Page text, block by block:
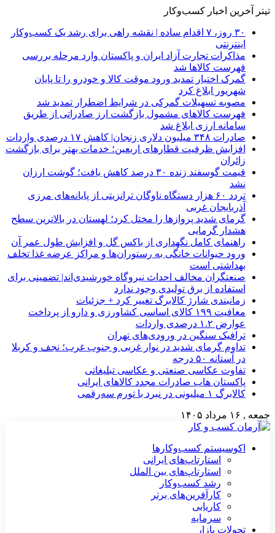
تیتر آخرین اخبار کسب‌وکار
۳۰ روز، ۷ اقدام ساده | نقشه راهی برای رشد یک کسب‌وکار
اینترنتی
مذاکرات تجارت آزاد ایران و پاکستان وارد مرحله بررسی
فهرست کالاها شد
گمرک اختیار تمدید ورود موقت کالا و خودرو را تا پایان
شهریور ابلاغ کرد
مصوبه تسهیلات گمرکی در شرایط اضطرار تمدید شد
فهرست کالاهای مشمول بازگشت ارز صادراتی از طریق
سامانه ارزی ابلاغ شد
صادرات ۳۴۸ میلیون دلاری زنجان| ‌کاهش ۱۷ درصدی واردات
افزایش ظرفیت قطارهای اربعین؛ خدمات بهتر برای بازگشت
زائران
قیمت گوسفند زنده ۳۰ درصد کاهش یافت؛ گوشت ارزان
نشد
تردد ۶۰ هزار دستگاه ناوگان ترانزیتی از پایانه‌های مرزی
آذربایجان ‌غربی
گرمای شدید پروازها را مختل کرد؛ لهستان در بالاترین سطح
هشدار گرمایی
راهنمای کامل نگهداری از باکس گل و افزایش طول عمر آن
ورود حیوانات خانگی به رستوران‌ها و مراکز عرضه غذا تخلف
بهداشتی است
صنعتگران مخالف احداث نیروگاه خورشیدی‌اند| تضمینی برای
استفاده از برق تولیدی وجود ندارد
زمانبندی شارژ کالابرگ تغییر کرد + جزئیات
معافیت ۱۹۹ کالای اساسی کشاورزی و دارو از پرداخت
عوارض ۱.۲ درصدی واردات
ترافیک سنگین در ورودی‌های تهران
تداوم گرمای شدید در نوار غربی و جنوب غرب؛ نجف و کربلا
در آستانه ۵۰ درجه
تفاوت عکاسی صنعتی و عکاسی تبلیغاتی
پاکستان هاب صادرات مجدد کالاهای ایرانی
کالابرگ ۱ میلیونی در نبرد با تورم سه‌رقمی
جمعه , ۱۶ مرداد ۱۴۰۵
اکوسیستم کسب‌وکارها
استارتاپ‌های ایرانی
استارتاپ‌های بین الملل
رشد کسب‌وکار
کارآفرین‌های برتر
کاریابی
سرمایه
تحولات بازار